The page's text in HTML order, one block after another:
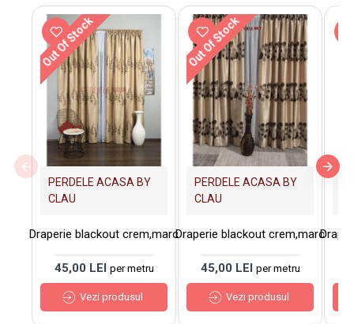
Out Of Stock
PERDELE ACASA BY
CLAU
Draperie blackout crem,maro
45,00 LEI per metru
Vezi produsul
Out Of Stock
PERDELE ACASA BY
CLAU
Draperie blackout crem,maro
45,00 LEI per metru
Vezi produsul